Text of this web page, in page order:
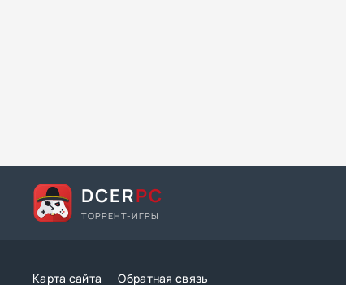
DCERPC
ТОРРЕНТ-ИГРЫ
Карта сайта Обратная связь